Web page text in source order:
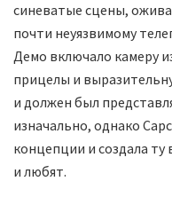
синеватые сцены,
почти неуязвимому
Демо включало камеру
прицелы и
и должен был
изначально, однако
концепции и создала
и любят.